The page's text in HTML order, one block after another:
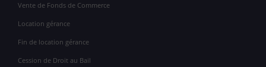
Vente de Fonds de Commerce
Location gérance
Fin de location gérance
Cession de Droit au Bail